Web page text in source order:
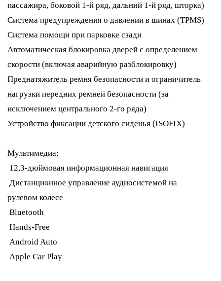
пассажира, боковой 1-й ряд, дальний 1-й ряд, шторка)
Система предупреждения о давлении в шинах (TPMS)
Система помощи при парковке сзади
Автоматическая блокировка дверей с определением
скорости (включая аварийную разблокировку)
Преднатяжитель ремня безопасности и ограничитель
нагрузки передних ремней безопасности (за
исключением центрального 2-го ряда)
Устройство фиксации детского сиденья (ISOFIX)
Мультимедиа:
12,3-дюймовая информационная навигация
Дистанционное управление аудиосистемой на
рулевом колесе
Bluetooth
Hands-Free
Android Auto
Apple Car Play